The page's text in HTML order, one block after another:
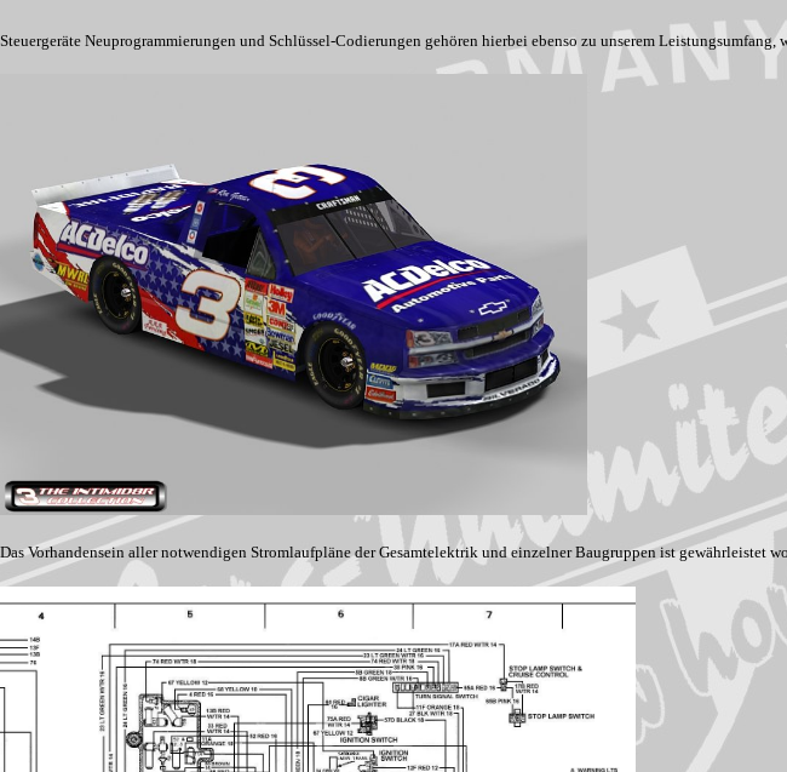
Steuergeräte Neuprogrammierungen und Schlüssel-Codierungen gehören hierbei ebenso zu unserem
Das Vorhandensein aller notwendigen Stromlaufpläne der Gesamtelektrik und einzelner Baugruppen ist gewährleistet